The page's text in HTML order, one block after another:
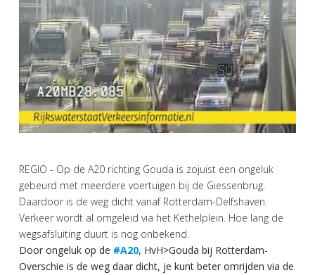
REGIO - Op de A20 richting Gouda is zojuist een ongeluk
gebeurd met meerdere voertuigen bij de Giessenbrug.
Daardoor is de weg dicht vanaf Rotterdam-Delfshaven.
Verkeer wordt al omgeleid via het Kethelplein. Hoe lang de
wegsafsluiting duurt is nog onbekend.
Door ongeluk op de #A20, HvH>Gouda bij Rotterdam-
Overschie is de weg daar dicht, je kunt beter omrijden via de